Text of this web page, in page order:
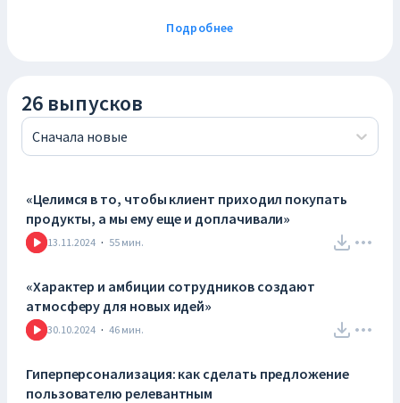
26 выпусков
Сначала новые
«Целимся в то, чтобы клиент приходил покупать
продукты, а мы ему еще и доплачивали»
13.11.2024 · 55 мин.
«Характер и амбиции сотрудников создают
атмосферу для новых идей»
30.10.2024 · 46 мин.
Гиперперсонализация: как сделать предложение
пользователю релевантным
практики применения big data в бизнесе, как большие
данные уже влияют на нашу жизнь и почему это совсем не
Подробнее